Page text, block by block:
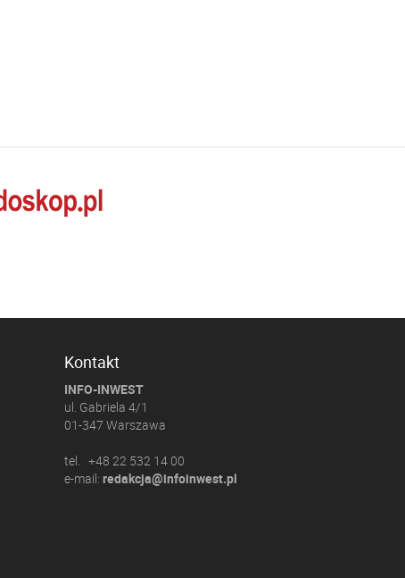
Kontakt
INFO-INWEST
ul. Gabriela 4/1
01-347 Warszawa
tel. +48 22 532 14 00
e-mail: redakcja@infoinwest.pl